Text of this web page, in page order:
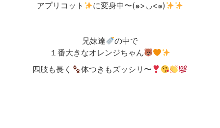
アプリコット
に変身中〜(๑>◡<๑)
兄妹達
の中で
１番大きなオレンジちゃん
四肢も長く
体つきもズッシリ〜